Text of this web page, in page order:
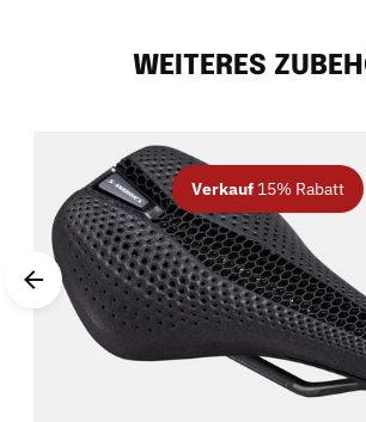
WEITERES
Verkauf 15% Rabatt